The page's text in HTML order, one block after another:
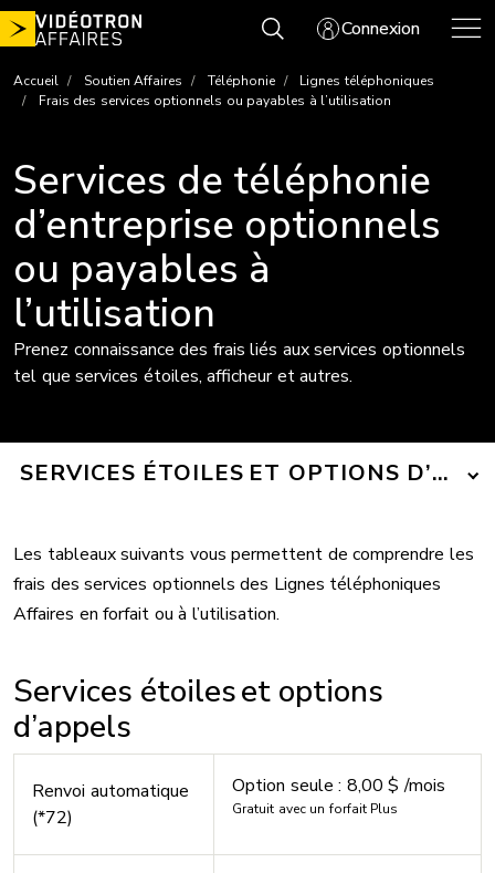
Aller
au
Connexion
Accueil Soutien Affaires Téléphonie
Lignes téléphoniques
Frais des services optionnels ou payables à l’utilisation
Services de téléphonie
d’entreprise optionnels
ou payables à
l’utilisation
Prenez connaissance des frais liés aux services optionnels
tel que services étoiles, afficheur et autres.
SERVICES ÉTOILES ET OPTIONS
Les tableaux suivants vous permettent de comprendre les
frais des services optionnels des Lignes téléphoniques
Affaires en forfait ou à l’utilisation.
Services étoiles et options
d’appels
Renvoi automatique
(*72)
Option seule : 8,00 $ /mois
Gratuit avec un forfait Plus